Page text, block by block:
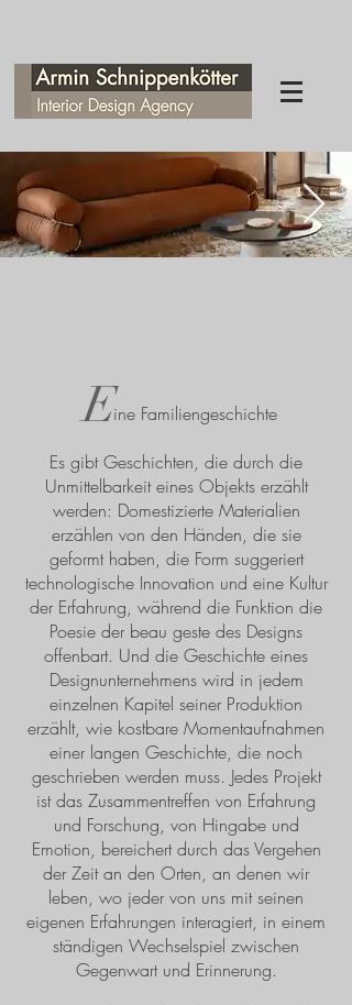
ine Familiengeschichte
Es gibt Geschichten, die durch die
Unmittelbarkeit eines Objekts erzählt
werden: Domestizierte Materialien
erzählen von den Händen, die sie
geformt haben, die Form suggeriert
technologische Innovation und eine Kultur
der Erfahrung, während die Funktion die
Poesie der beau geste des Designs
offenbart. Und die Geschichte eines
Designunternehmens wird in jedem
einzelnen Kapitel seiner Produktion
erzählt, wie kostbare Momentaufnahmen
einer langen Geschichte, die noch
geschrieben werden muss. Jedes Projekt
ist das Zusammentreffen von Erfahrung
und Forschung, von Hingabe und
Emotion, bereichert durch das Vergehen
der Zeit an den Orten, an denen wir
leben, wo jeder von uns mit seinen
eigenen Erfahrungen interagiert, in einem
ständigen Wechselspiel zwischen
Gegenwart und Erinnerung.
E